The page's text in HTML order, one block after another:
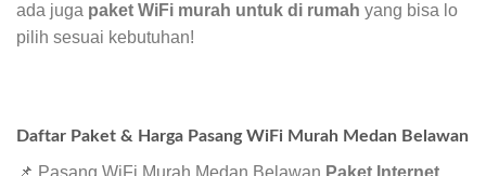
ada juga paket WiFi murah untuk di rumah yang bisa lo
pilih sesuai kebutuhan!
Daftar Paket & Harga Pasang WiFi Murah Medan Belawan
📌 Pasang WiFi Murah Medan Belawan Paket Internet